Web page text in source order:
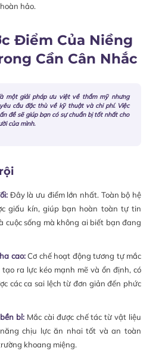
hảo.
Điểm Của Niềng
Cần Cân Nhắc
một giải pháp ưu việt về thẩm mỹ nhưng
cầu đặc thù về kỹ thuật và chi phí. Việc
đề sẽ giúp bạn có sự chuẩn bị tốt nhất cho
của mình.
Đây là ưu điểm lớn nhất. Toàn bộ hệ
giấu kín, giúp bạn hoàn toàn tự tin
cuộc sống mà không ai biết bạn đang
cao:Cơ chế hoạt động tương tự mắc
ra lực kéo mạnh mẽ và ổn định, có
các ca sai lệch từ đơn giản đến phức
bỉ: Mắc cài được chế tác từ vật liệu
chịu lực ăn nhai tốt và an toàn
khoang miệng.